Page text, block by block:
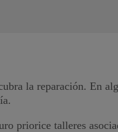
la reparación. En
priorice talleres